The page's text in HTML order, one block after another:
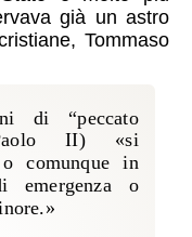
già un astro
Tommaso
di “peccato
II) «si
comunque in
emergenza o